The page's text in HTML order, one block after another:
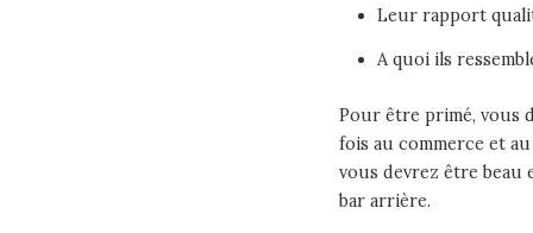
Leur rapport
A quoi ils
Pour être primé, vous
fois au commerce et
vous devrez être beau
bar arrière.